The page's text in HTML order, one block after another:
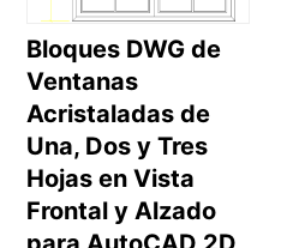
Bloques DWG de
Ventanas
Acristaladas de
Una, Dos y Tres
Hojas en Vista
Frontal y Alzado